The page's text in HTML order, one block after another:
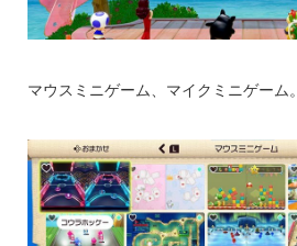
マウスミニゲーム、マイクミニゲーム。